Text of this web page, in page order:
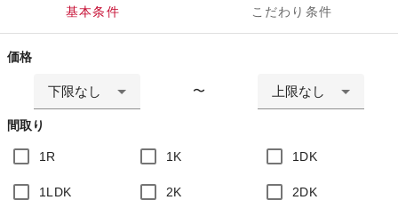
基本条件 こだわり条件
価格
下限なし 〜 上限なし
間取り
1R 1K 1DK
1LDK 2K 2DK